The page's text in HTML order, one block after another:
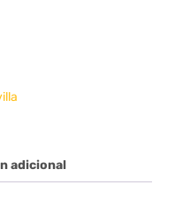
adicional